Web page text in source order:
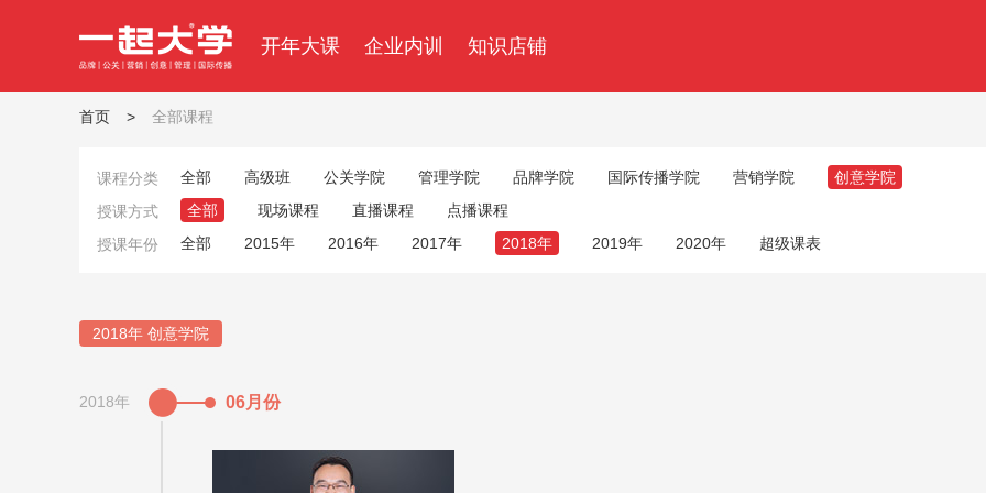
开年大课 企业内训 知识店铺
首页 > 全部课程
课程分类 全部 高级班 公关学院 管理学院 品牌学院 国际传播学院 营销学院
创意学院
授课方式
全部 现场课程 直播课程
点播课程
授课年份
全部 2015年 2016年 2017年 2018年 2019年 2020年 超级课表
2018年 创意学院
2018年 06月份